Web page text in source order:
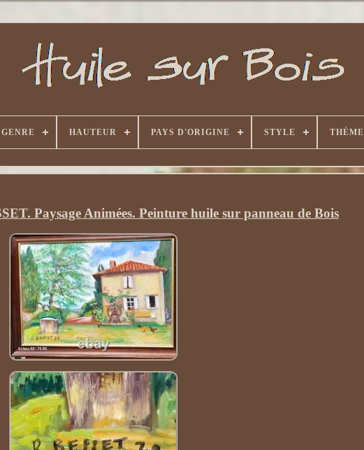
GENRE HAUTEUR PAYS D'ORIGINE STYLE THÈME
Paysage Animées. Peinture huile sur panneau de Bois